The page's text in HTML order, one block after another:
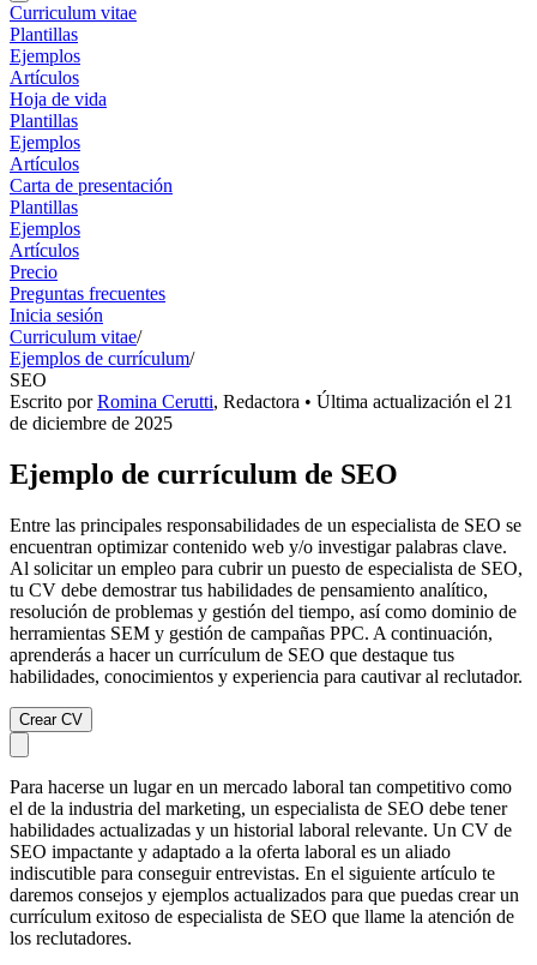
Curriculum vitae
Plantillas
Ejemplos
Artículos
Hoja de vida
Plantillas
Ejemplos
Artículos
Carta de presentación
Plantillas
Ejemplos
Artículos
Precio
Preguntas frecuentes
Inicia sesión
Curriculum vitae/
Ejemplos de currículum/
SEO
Escrito porRomina Cerutti, Redactora • Última actualización el 21
de diciembre de 2025
Ejemplo de currículum de SEO
Entre las principales responsabilidades de un especialista de SEO se
encuentran optimizar contenido web y/o investigar palabras clave.
Al solicitar un empleo para cubrir un puesto de especialista de SEO,
tu CV debe demostrar tus habilidades de pensamiento analítico,
resolución de problemas y gestión del tiempo, así como dominio de
herramientas SEM y gestión de campañas PPC. A continuación,
aprenderás a hacer un currículum de SEO que destaque tus
habilidades, conocimientos y experiencia para cautivar al reclutador.
Crear CV
Para hacerse un lugar en un mercado laboral tan competitivo como
el de la industria del marketing, un especialista de SEO debe tener
habilidades actualizadas y un historial laboral relevante. Un CV de
SEO impactante y adaptado a la oferta laboral es un aliado
indiscutible para conseguir entrevistas. En el siguiente artículo te
daremos consejos y ejemplos actualizados para que puedas crear un
currículum exitoso de especialista de SEO que llame la atención de
los reclutadores.